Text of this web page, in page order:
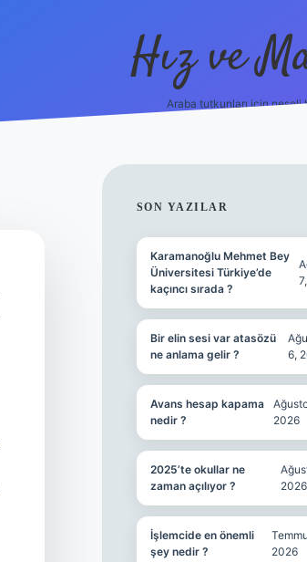
Hız ve
Araba tutkunları için neşeli
SIDEBAR
SON YAZILAR
Karamanoğlu Mehmet Bey
Üniversitesi Türkiye’de
kaçıncı sırada ?
Bir elin sesi var atasözü
ne anlama gelir ?
6,
Avans hesap kapama
nedir ?
2026
2025’te okullar ne
zaman açılıyor ?
2026
İşlemcide en önemli
şey nedir ?
2026